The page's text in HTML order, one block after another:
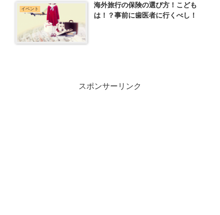
イベント
海外旅行の保険の選び方！こども
は！？事前に歯医者に行くべし！
スポンサーリンク